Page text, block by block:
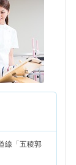
線「五稜郭